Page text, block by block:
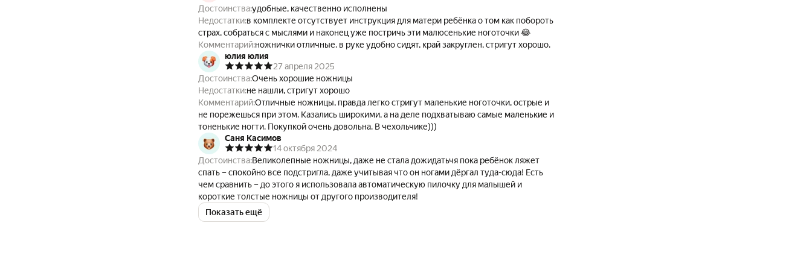
Достоинства:удобные, качественно исполнены
Недостатки:в комплекте отсутствует инструкция для матери ребёнка о том как побороть
страх, собраться с мыслями и наконец уже постричь эти малюсенькие ноготочки 😂
Комментарий:ножнички отличные. в руке удобно сидят, край закруглен, стригут хорошо.
юлия юлия
27 апреля 2025
Достоинства:Очень хорошие ножницы
Недостатки:не нашли, стригут хорошо
Комментарий:Отличные ножницы, правда легко стригут маленькие ноготочки, острые и
не порежешься при этом. Казались широкими, а на деле подхватываю самые маленькие и
тоненькие ногти. Покупкой очень довольна. В чехольчике)))
Саня Касимов
14 октября 2024
Достоинства:Великолепные ножницы, даже не стала дожидатьчя пока ребёнок ляжет
спать – спокойно все подстригла, даже учитывая что он ногами дёргал туда-сюда! Есть
чем сравнить – до этого я использовала автоматическую пилочку для малышей и
короткие толстые ножницы от другого производителя!
Показать ещё